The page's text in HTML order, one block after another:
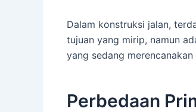
Dalam konstruksi jalan,
tujuan yang mirip, namun
yang sedang
Perbedaan